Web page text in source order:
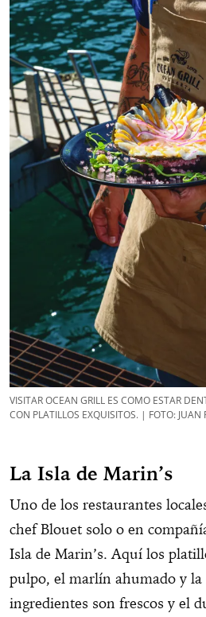
VISITAR OCEAN GRILL ES COMO ESTAR
CON PLATILLOS EXQUISITOS. | FOTO: JUAN
La Isla de Marin’s
Uno de los restaurantes
chef Blouet solo o en
Isla de Marin’s. Aquí los
pulpo, el marlín ahumado y la
ingredientes son frescos y el